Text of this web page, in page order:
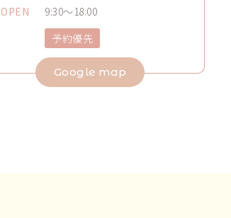
OPEN
9:30～18:00
予約優先
Google map